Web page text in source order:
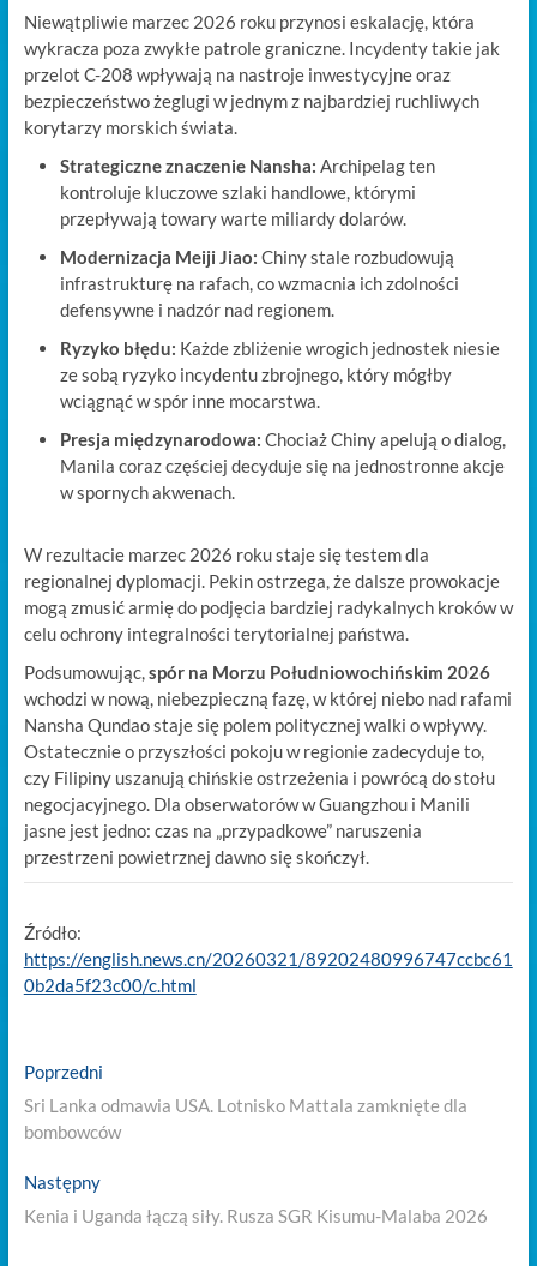
Niewątpliwie marzec 2026 roku przynosi eskalację, która
wykracza poza zwykłe patrole graniczne. Incydenty takie jak
przelot C-208 wpływają na nastroje inwestycyjne oraz
bezpieczeństwo żeglugi w jednym z najbardziej ruchliwych
korytarzy morskich świata.
Strategiczne znaczenie Nansha: Archipelag ten
kontroluje kluczowe szlaki handlowe, którymi
przepływają towary warte miliardy dolarów.
Modernizacja Meiji Jiao: Chiny stale rozbudowują
infrastrukturę na rafach, co wzmacnia ich zdolności
defensywne i nadzór nad regionem.
Ryzyko błędu: Każde zbliżenie wrogich jednostek niesie
ze sobą ryzyko incydentu zbrojnego, który mógłby
wciągnąć w spór inne mocarstwa.
Presja międzynarodowa: Chociaż Chiny apelują o dialog,
Manila coraz częściej decyduje się na jednostronne akcje
w spornych akwenach.
W rezultacie marzec 2026 roku staje się testem dla
regionalnej dyplomacji. Pekin ostrzega, że dalsze prowokacje
mogą zmusić armię do podjęcia bardziej radykalnych kroków w
celu ochrony integralności terytorialnej państwa.
Podsumowując,spór na Morzu Południowochińskim 2026
wchodzi w nową, niebezpieczną fazę, w której niebo nad rafami
Nansha Qundao staje się polem politycznej walki o wpływy.
Ostatecznie o przyszłości pokoju w regionie zadecyduje to,
czy Filipiny uszanują chińskie ostrzeżenia i powrócą do stołu
negocjacyjnego. Dla obserwatorów w Guangzhou i Manili
jasne jest jedno: czas na „przypadkowe” naruszenia
przestrzeni powietrznej dawno się skończył.
Źródło:
https://english.news.cn/20260321/89202480996747ccbc61
0b2da5f23c00/c.html
Nawigacja
wpisu
PoprzedniPrevious
post:
Sri Lanka odmawia USA. Lotnisko Mattala zamknięte dla
bombowców
NastępnyNext
post:
Kenia i Uganda łączą siły. Rusza SGR Kisumu-Malaba 2026